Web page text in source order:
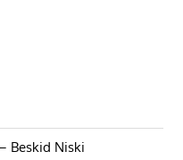
Beskid Niski